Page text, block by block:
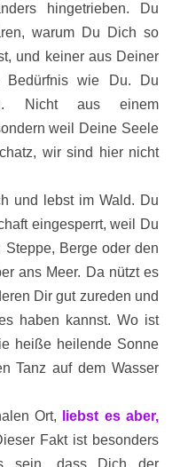
hingetrieben. Du
warum Du Dich so
und keiner aus Deiner
Bedürfnis wie Du. Du
Nicht aus einem
weil Deine Seele
wir sind hier nicht
und lebst im Wald. Du
eingesperrt, weil Du
Berge oder den
ans Meer. Da nützt es
Dir gut zureden und
haben kannst. Wo ist
heiße heilende Sonne
Tanz auf dem Wasser
Ort,
liebst es aber,
Fakt ist besonders
sein, dass Dich der